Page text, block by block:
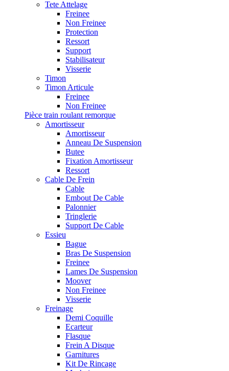
Tete Attelage
Freinee
Non Freinee
Protection
Ressort
Support
Stabilisateur
Visserie
Timon
Timon Articule
Freinee
Non Freinee
Pièce train roulant remorque
Amortisseur
Amortisseur
Anneau De Suspension
Butee
Fixation Amortisseur
Ressort
Cable De Frein
Cable
Embout De Cable
Palonnier
Tringlerie
Support De Cable
Essieu
Bague
Bras De Suspension
Freinee
Lames De Suspension
Moover
Non Freinee
Visserie
Freinage
Demi Coquille
Ecarteur
Flasque
Frein A Disque
Garnitures
Kit De Rincage